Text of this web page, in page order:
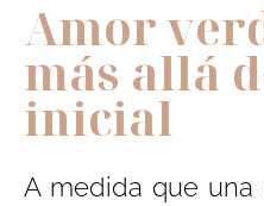
Amor
más allá
inicial
A medida que una